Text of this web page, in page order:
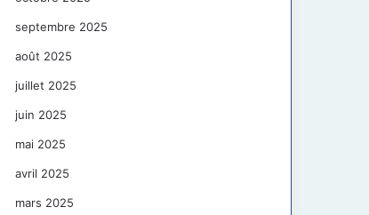
septembre 2025
août 2025
juillet 2025
juin 2025
mai 2025
avril 2025
mars 2025